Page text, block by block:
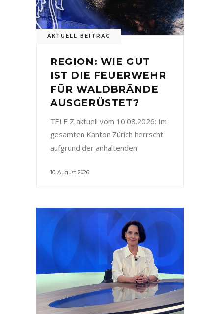
AKTUELL BEITRAG
REGION: WIE GUT
IST DIE FEUERWEHR
FÜR WALDBRÄNDE
AUSGERÜSTET?
TELE Z aktuell vom 10.08.2026: Im
gesamten Kanton Zürich herrscht
aufgrund der anhaltenden
10. August 2026